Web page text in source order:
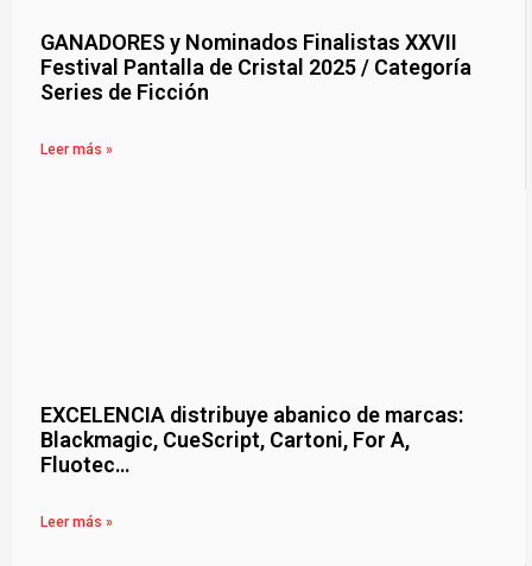
GANADORES y Nominados Finalistas XXVII
Festival Pantalla de Cristal 2025 / Categoría
Series de Ficción
Leer más »
EXCELENCIA distribuye abanico de marcas:
Blackmagic, CueScript, Cartoni, For A,
Fluotec…
Leer más »